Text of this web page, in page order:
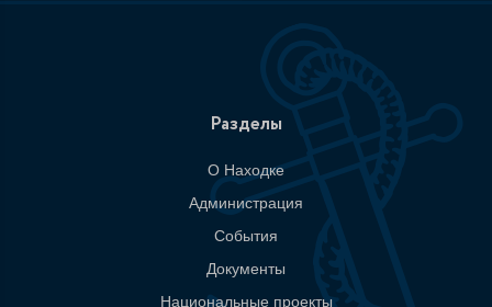
Разделы
О Находке
Администрация
События
Документы
Национальные проекты